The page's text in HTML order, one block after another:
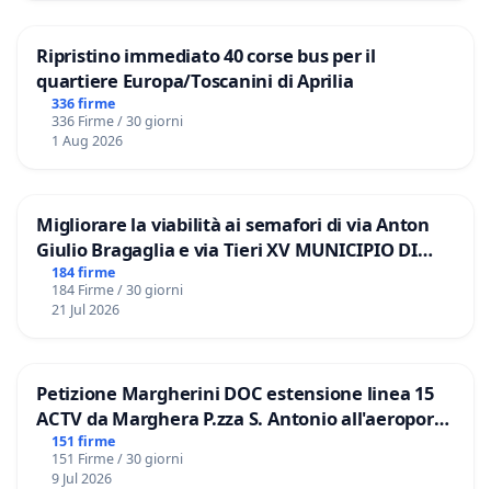
Ripristino immediato 40 corse bus per il
quartiere Europa/Toscanini di Aprilia
336 firme
336 Firme / 30 giorni
1 Aug 2026
Migliorare la viabilità ai semafori di via Anton
Giulio Bragaglia e via Tieri XV MUNICIPIO DI
ROMA
184 firme
184 Firme / 30 giorni
21 Jul 2026
Petizione Margherini DOC estensione linea 15
ACTV da Marghera P.zza S. Antonio all'aeroporto
Marco Polo tariffa a € 1,50
151 firme
151 Firme / 30 giorni
9 Jul 2026